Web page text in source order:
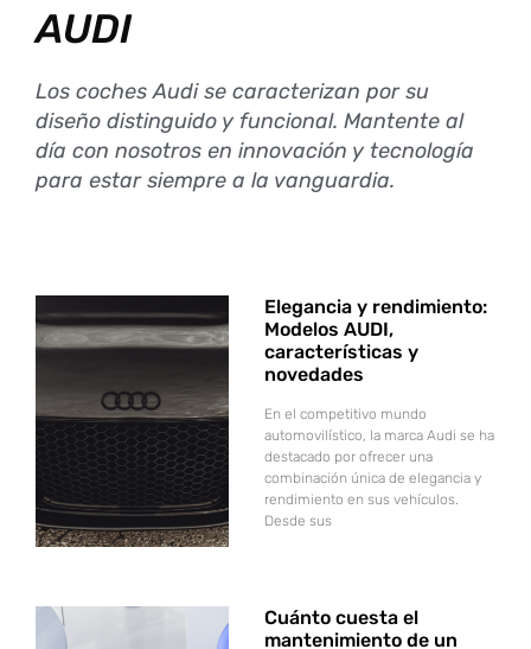
AUDI
Los coches Audi se caracterizan por su
diseño distinguido y funcional. Mantente al
día con nosotros en innovación y tecnología
para estar siempre a la vanguardia.
Elegancia y rendimiento:
Modelos AUDI,
características y
novedades
En el competitivo mundo
automovilístico, la marca Audi se ha
destacado por ofrecer una
combinación única de elegancia y
rendimiento en sus vehículos.
Desde sus
Cuánto cuesta el
mantenimiento de un